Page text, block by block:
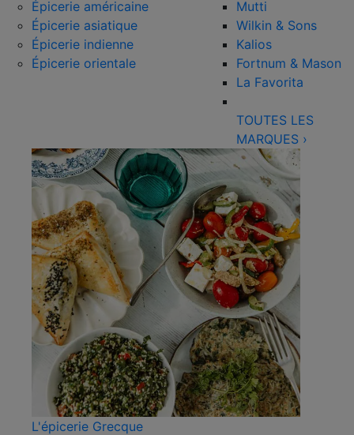
Épicerie américaine
Épicerie asiatique
Épicerie indienne
Épicerie orientale
Mutti
Wilkin & Sons
Kalios
Fortnum & Mason
La Favorita
TOUTES LES
MARQUES ›
L'épicerie Grecque